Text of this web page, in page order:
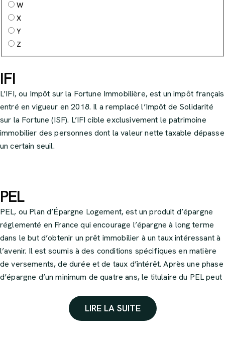
W
X
Y
Z
IFI
L’IFI, ou Impôt sur la Fortune Immobilière, est un impôt français
entré en vigueur en 2018. Il a remplacé l’Impôt de Solidarité
sur la Fortune (ISF). L’IFI cible exclusivement le patrimoine
immobilier des personnes dont la valeur nette taxable dépasse
un certain seuil.
PEL
PEL, ou Plan d’Épargne Logement, est un produit d’épargne
réglementé en France qui encourage l’épargne à long terme
dans le but d’obtenir un prêt immobilier à un taux intéressant à
l’avenir. Il est soumis à des conditions spécifiques en matière
de versements, de durée et de taux d’intérêt. Après une phase
d’épargne d’un minimum de quatre ans, le titulaire du PEL peut
intérêts générés par le PEL sont défiscalisés jusqu’à la 12ème
LIRE LA SUITE